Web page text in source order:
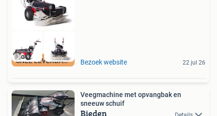
SNEL LEVERBAAR Bezoek website 22 jul 26
Veegmachine met opvangbak en
sneeuw schuif